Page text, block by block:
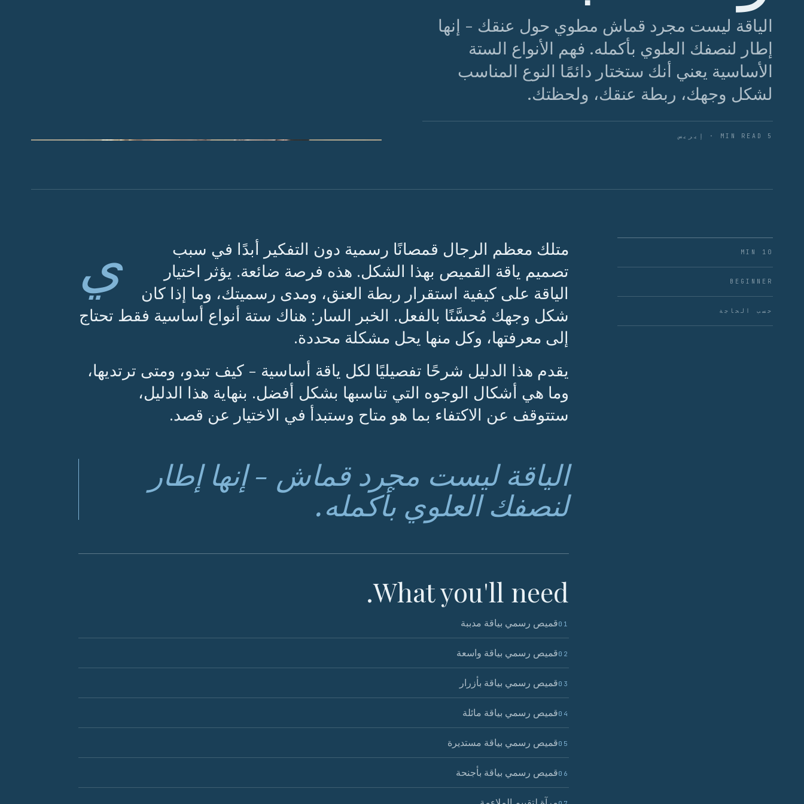
الياقة ليست مجرد قماش مطوي حول عنقك - إنها
إطار لنصفك العلوي بأكمله. فهم الأنواع الستة
الأساسية يعني أنك ستختار دائمًا النوع المناسب
لشكل وجهك، ربطة عنقك، ولحظتك.
5 MIN READ · إيريس
10 MIN
BEGINNER
حسب الحاجة
ي
متلك معظم الرجال قمصانًا رسمية دون التفكير أبدًا في سبب
تصميم ياقة القميص بهذا الشكل. هذه فرصة ضائعة. يؤثر اختيار
الياقة على كيفية استقرار ربطة العنق، ومدى رسميتك، وما إذا كان
شكل وجهك مُحسَّنًا بالفعل. الخبر السار: هناك ستة أنواع أساسية فقط تحتاج
إلى معرفتها، وكل منها يحل مشكلة محددة.
يقدم هذا الدليل شرحًا تفصيليًا لكل ياقة أساسية - كيف تبدو، ومتى ترتديها،
وما هي أشكال الوجوه التي تناسبها بشكل أفضل. بنهاية هذا الدليل،
ستتوقف عن الاكتفاء بما هو متاح وستبدأ في الاختيار عن قصد.
الياقة ليست مجرد قماش - إنها إطار
لنصفك العلوي بأكمله.
What you'll need.
01قميص رسمي بياقة مدببة
02قميص رسمي بياقة واسعة
03قميص رسمي بياقة بأزرار
04قميص رسمي بياقة مائلة
05قميص رسمي بياقة مستديرة
06قميص رسمي بياقة بأجنحة